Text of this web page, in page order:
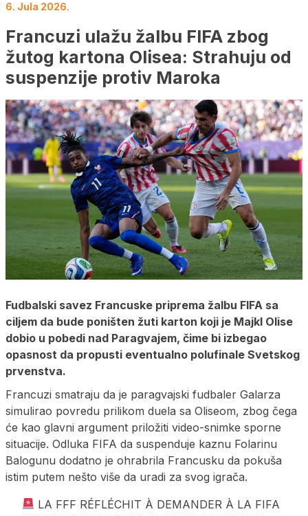
6. Jula 2026.
Francuzi ulažu žalbu FIFA zbog
žutog kartona Olisea: Strahuju od
suspenzije protiv Maroka
Fudbalski savez Francuske priprema žalbu FIFA sa
ciljem da bude poništen žuti karton koji je Majkl Olise
dobio u pobedi nad Paragvajem, čime bi izbegao
opasnost da propusti eventualno polufinale Svetskog
prvenstva.
Francuzi smatraju da je paragvajski fudbaler Galarza
simulirao povredu prilikom duela sa Oliseom, zbog čega
će kao glavni argument priložiti video-snimke sporne
situacije. Odluka FIFA da suspenduje kaznu Folarinu
Balogunu dodatno je ohrabrila Francusku da pokuša
istim putem nešto više da uradi za svog igrača.
LA FFF RÉFLÉCHIT À DEMANDER À LA FIFA